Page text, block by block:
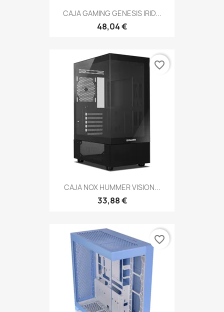
CAJA GAMING GENESIS IRID...
48,04 €
CAJA NOX HUMMER VISION...
33,88 €
favorite_border
favorite_border